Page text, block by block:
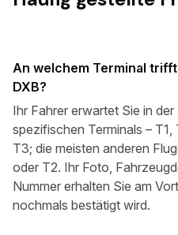
An welchem Terminal
DXB?
Ihr Fahrer erwartet Sie in
spezifischen Terminals –
T3; die meisten anderen
oder T2. Ihr Foto,
Nummer erhalten Sie am
nochmals bestätigt wird.